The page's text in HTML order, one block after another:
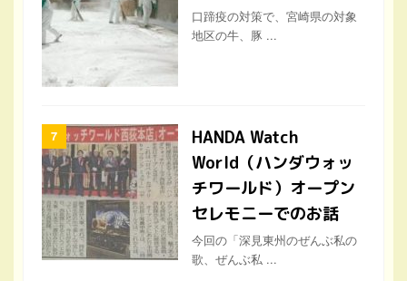
口蹄疫の対策で、宮崎県の対象
地区の牛、豚 ...
HANDA Watch
World（ハンダウォッ
チワールド）オープン
セレモニーでのお話
今回の「深見東州のぜんぶ私の
歌、ぜんぶ私 ...